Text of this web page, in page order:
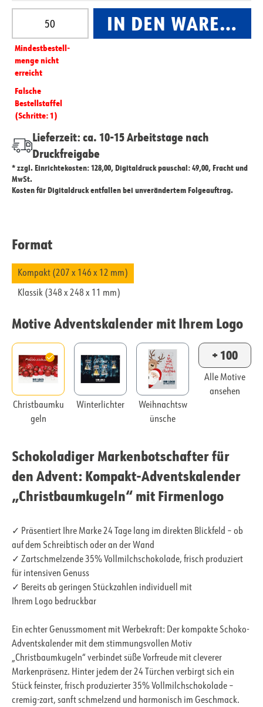
Produkt Anzahl: Gib den gewünschten Wert ein
Mindest­­bestell­­
menge nicht
erreicht
Falsche
Bestellstaffel
(Schritte: 1)
IN DEN
Lieferzeit: ca. 10-15 Arbeitstage nach
Druckfreigabe
* zzgl. Einrichtekosten: 128,00, Digitaldruck pauschal: 49,00, Fracht und
MwSt.
Kosten für Digitaldruck entfallen bei unverändertem Folgeauftrag.
Format
Kompakt (207 x 146 x 12 mm)
Klassik (348 x 248 x 11 mm)
Motive Adventskalender mit Ihrem Logo
Christbaumku
geln
Winterlichter
Weihnachtsw
ünsche
+ 100
Alle Motive
ansehen
Schokoladiger Markenbotschafter für
den Advent: Kompakt-Adventskalender
„Christbaumkugeln“ mit Firmenlogo
✓ Präsentiert Ihre Marke 24 Tage lang im direkten Blickfeld – ob
auf dem Schreibtisch oder an der Wand
✓ Zartschmelzende 35% Vollmilchschokolade, frisch produziert
für intensiven Genuss
✓ Bereits ab geringen Stückzahlen individuell mit
Ihrem Logo bedruckbar
Ein echter Genussmoment mit Werbekraft: Der kompakte Schoko-
Adventskalender mit dem stimmungsvollen Motiv
„Christbaumkugeln“ verbindet süße Vorfreude mit cleverer
Markenpräsenz. Hinter jedem der 24 Türchen verbirgt sich ein
Stück feinster, frisch produzierter 35% Vollmilchschokolade –
cremig-zart, sanft schmelzend und harmonisch im Geschmack.